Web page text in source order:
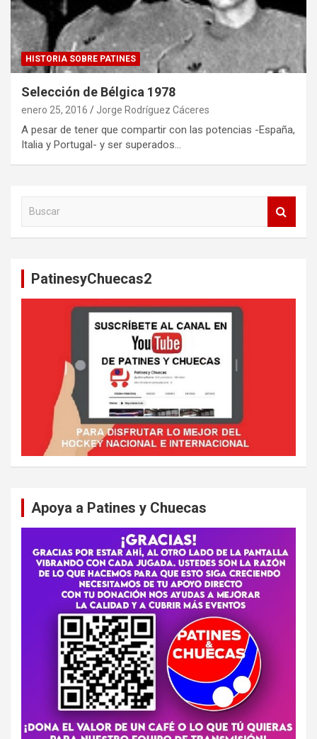
HISTORIA SOBRE PATINES
Selección de Bélgica 1978
enero 25, 2016 Jorge Rodríguez Cáceres
A pesar de tener que compartir con las potencias -España,
Italia y Portugal- y ser superados…
PatinesyChuecas2
Apoya a Patines y Chuecas